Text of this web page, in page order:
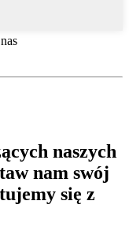
naszych
nam swój
się z